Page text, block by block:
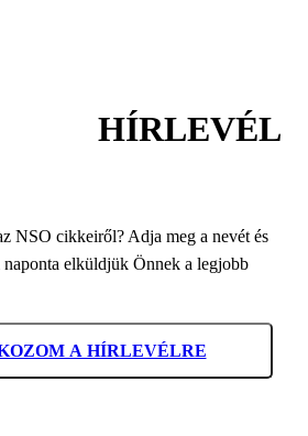
HÍRLEVÉL
NSO cikkeiről? Adja meg a nevét és
naponta elküldjük Önnek a legjobb
A HÍRLEVÉLRE